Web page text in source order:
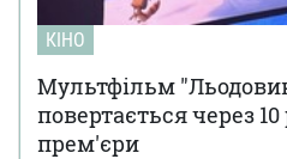
КІНО
Мультфільм
повертається через 10
прем'єри